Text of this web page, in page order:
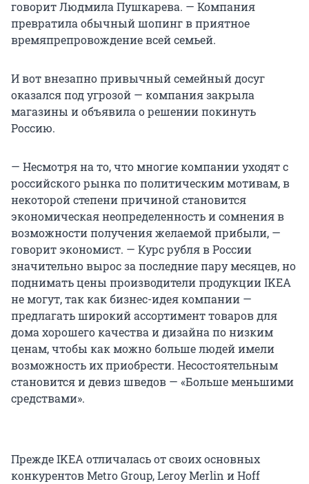
говорит Людмила Пушкарева. — Компания
превратила обычный шопинг в приятное
времяпрепровождение всей семьей.
И вот внезапно привычный семейный досуг
оказался под угрозой — компания закрыла
магазины и объявила о решении покинуть
Россию.
— Несмотря на то, что многие компании уходят с
российского рынка по политическим мотивам, в
некоторой степени причиной становится
экономическая неопределенность и сомнения в
возможности получения желаемой прибыли, —
говорит экономист. — Курс рубля в России
значительно вырос за последние пару месяцев, но
поднимать цены производители продукции IKEA
не могут, так как бизнес-идея компании —
предлагать широкий ассортимент товаров для
дома хорошего качества и дизайна по низким
ценам, чтобы как можно больше людей имели
возможность их приобрести. Несостоятельным
становится и девиз шведов — «Больше меньшими
средствами».
Прежде IKEA отличалась от своих основных
конкурентов Metro Group, Leroy Merlin и Hoff